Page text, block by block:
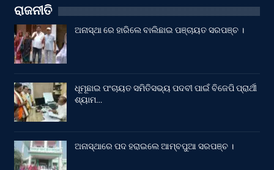
ରାଜନୀତି
ଅନାସ୍ଥା ରେ ହାରିଲେ ବାଲିଛାଇ ପଞ୍ଚାୟତ ସରପଞ୍ଚ ।
ଧୂମୂଛାଇ ପଂଚାୟତ ସମିତିସଭ୍ୟ ପଦବୀ ପାଇଁ ବିଜେପି ପ୍ରାର୍ଥୀ
ଶ୍ୟାମ…
ଅନାସ୍ଥାରେ ପଦ ହରାଇଲେ ଆମ୍ବପୁଆ ସରପଞ୍ଚ ।